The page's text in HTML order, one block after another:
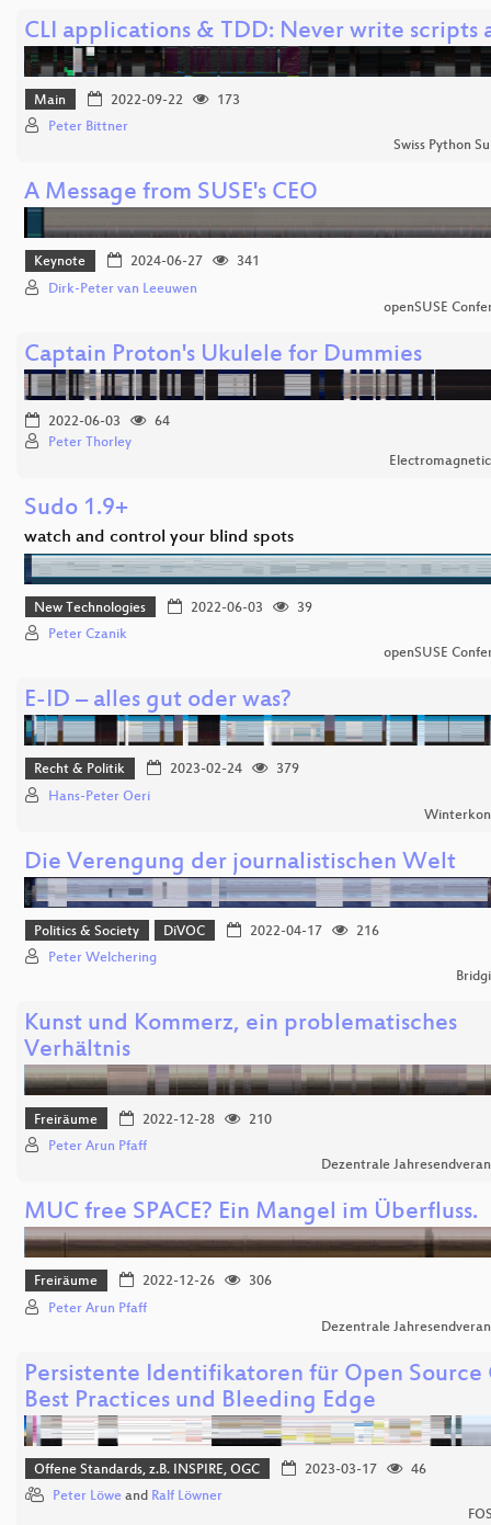
CLI applications & TDD: Never write scripts
Main 2022-09-22
173
Peter Bittner
Swiss Python
A Message from SUSE's CEO
Keynote 2024-06-27
341
Dirk-Peter van Leeuwen
openSUSE
Captain Proton's Ukulele for Dummies
2022-06-03
64
Peter Thorley
Sudo 1.9+
watch and control your blind spots
New Technologies 2022-06-03
39
Peter Czanik
openSUSE
E-ID – alles gut oder was?
Recht & Politik 2023-02-24
379
Hans-Peter Oeri
Die Verengung der journalistischen Welt
Politics & Society DiVOC 2022-04-17
216
Peter Welchering
Kunst und Kommerz, ein problematisches
Verhältnis
Freiräume 2022-12-28
210
Peter Arun Pfaff
Dezentrale
MUC free SPACE? Ein Mangel im Überfluss.
Freiräume 2022-12-26
306
Peter Arun Pfaff
Dezentrale
Persistente Identifikatoren für Open Source
Best Practices und Bleeding Edge
Offene Standards, z.B. INSPIRE, OGC 2023-03-17
46
Peter Löwe and Ralf Löwner